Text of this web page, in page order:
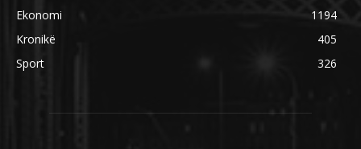
Ekonomi
1194
Kronikë
405
Sport
326